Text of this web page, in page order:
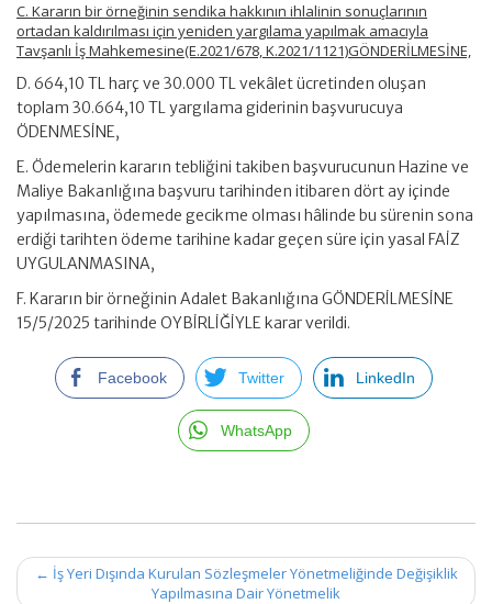
C. Kararın bir örneğinin sendika hakkının ihlalinin sonuçlarının
ortadan kaldırılması için yeniden yargılama yapılmak amacıyla
Tavşanlı İş Mahkemesine(E.2021/678, K.2021/1121)GÖNDERİLMESİNE,
D. 664,10 TL harç ve 30.000 TL vekâlet ücretinden oluşan
toplam 30.664,10 TL yargılama giderinin başvurucuya
ÖDENMESİNE,
E. Ödemelerin kararın tebliğini takiben başvurucunun Hazine ve
Maliye Bakanlığına başvuru tarihinden itibaren dört ay içinde
yapılmasına, ödemede gecikme olması hâlinde bu sürenin sona
erdiği tarihten ödeme tarihine kadar geçen süre için yasal FAİZ
UYGULANMASINA,
F. Kararın bir örneğinin Adalet Bakanlığına GÖNDERİLMESİNE
15/5/2025 tarihinde OYBİRLİĞİYLE karar verildi.
Facebook Twitter LinkedIn
WhatsApp
Post
navigation
← İş Yeri Dışında Kurulan Sözleşmeler Yönetmeliğinde Değişiklik
Yapılmasına Dair Yönetmelik